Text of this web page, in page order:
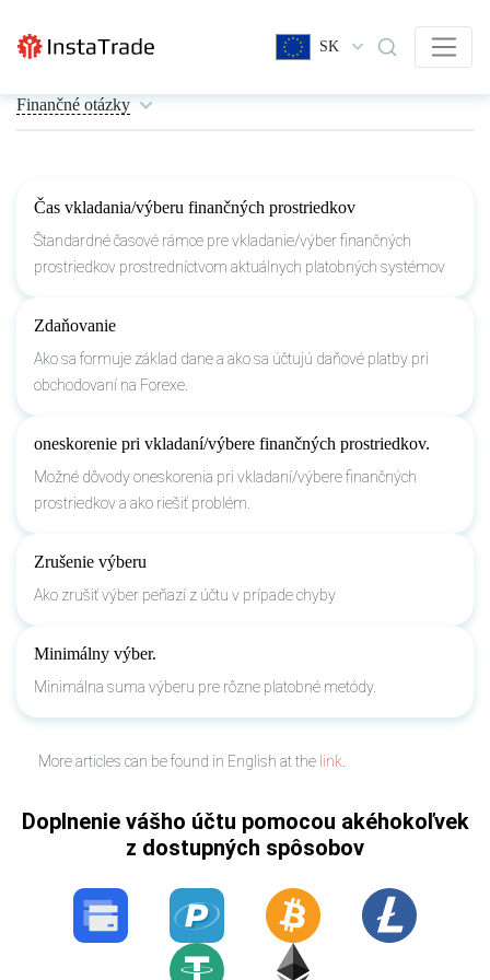
SK
Finančné otázky
Čas vkladania/výberu finančných prostriedkov
Štandardné časové rámce pre vkladanie/výber finančných
prostriedkov prostredníctvom aktuálnych platobných systémov
Zdaňovanie
Ako sa formuje základ dane a ako sa účtujú daňové platby pri
obchodovaní na Forexe.
oneskorenie pri vkladaní/výbere finančných prostriedkov.
Možné dôvody oneskorenia pri vkladaní/výbere finančných
prostriedkov a ako riešiť problém.
Zrušenie výberu
Ako zrušiť výber peňazí z účtu v prípade chyby
Minimálny výber.
Minimálna suma výberu pre rôzne platobné metódy.
More articles can be found in English at the link
Doplnenie vášho účtu pomocou akéhokoľvek
z dostupných spôsobov